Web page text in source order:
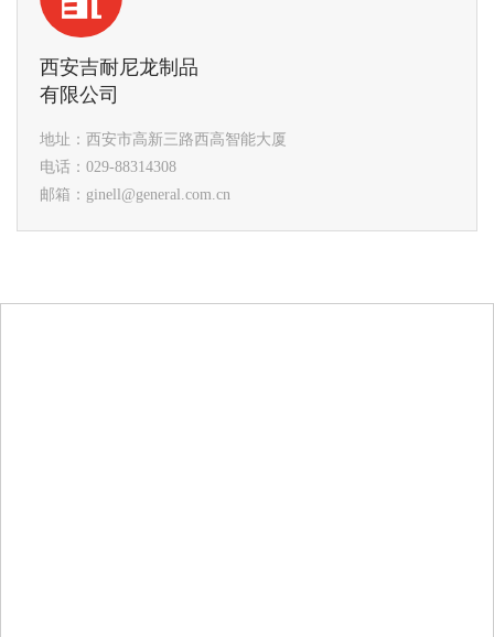
西安吉耐尼龙制品
有限公司
地址：西安市高新三路西高智能大厦
电话：029-88314308
邮箱：ginell@general.com.cn